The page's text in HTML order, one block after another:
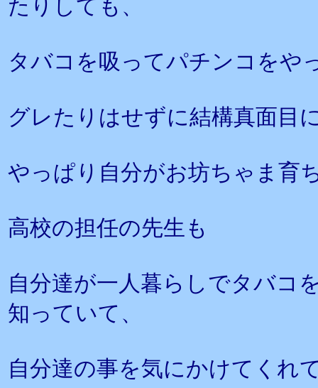
たりしても、
タバコを吸ってパチンコをや
グレたりはせずに結構真面目
やっぱり自分がお坊ちゃま育
高校の担任の先生も
自分達が一人暮らしでタバコ
知っていて、
自分達の事を気にかけてくれ